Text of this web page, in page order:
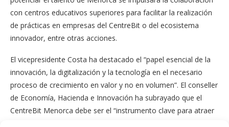
con centros educativos superiores para facilitar la realización
de prácticas en empresas del CentreBit o del ecosistema
innovador, entre otras acciones.
El vicepresidente Costa ha destacado el “papel esencial de la
innovación, la digitalización y la tecnología en el necesario
proceso de crecimiento en valor y no en volumen”. El conseller
de Economía, Hacienda e Innovación ha subrayado que el
CentreBit Menorca debe ser el “instrumento clave para atraer